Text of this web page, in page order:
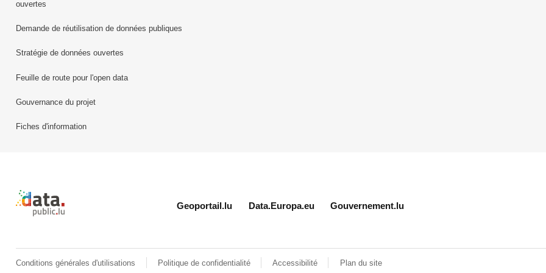
ouvertes
Demande de réutilisation de données publiques
Stratégie de données ouvertes
Feuille de route pour l'open data
Gouvernance du projet
Fiches d'information
Retour à l'accueil de data.public.lu
Geoportail.lu Data.Europa.eu Gouvernement.lu
Conditions générales d'utilisations Politique de confidentialité Accessibilité Plan du site